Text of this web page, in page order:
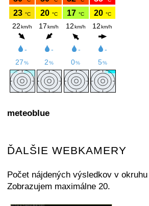
meteoblue
ĎALŠIE WEBKAMERY
Počet nájdených výsledkov v
Zobrazujem maximálne 20.